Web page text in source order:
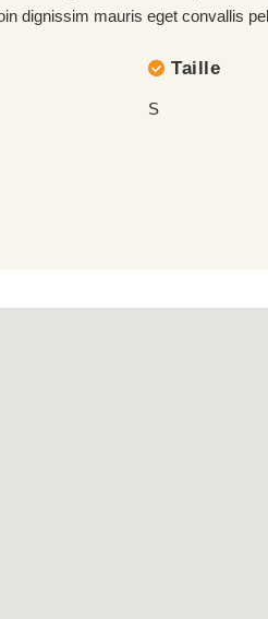
dignissim mauris eget convallis
Taille
S